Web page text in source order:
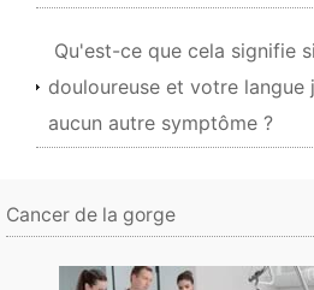
Qu'est-ce que cela signifie
douloureuse et votre langue
aucun autre symptôme ?
Cancer de la gorge